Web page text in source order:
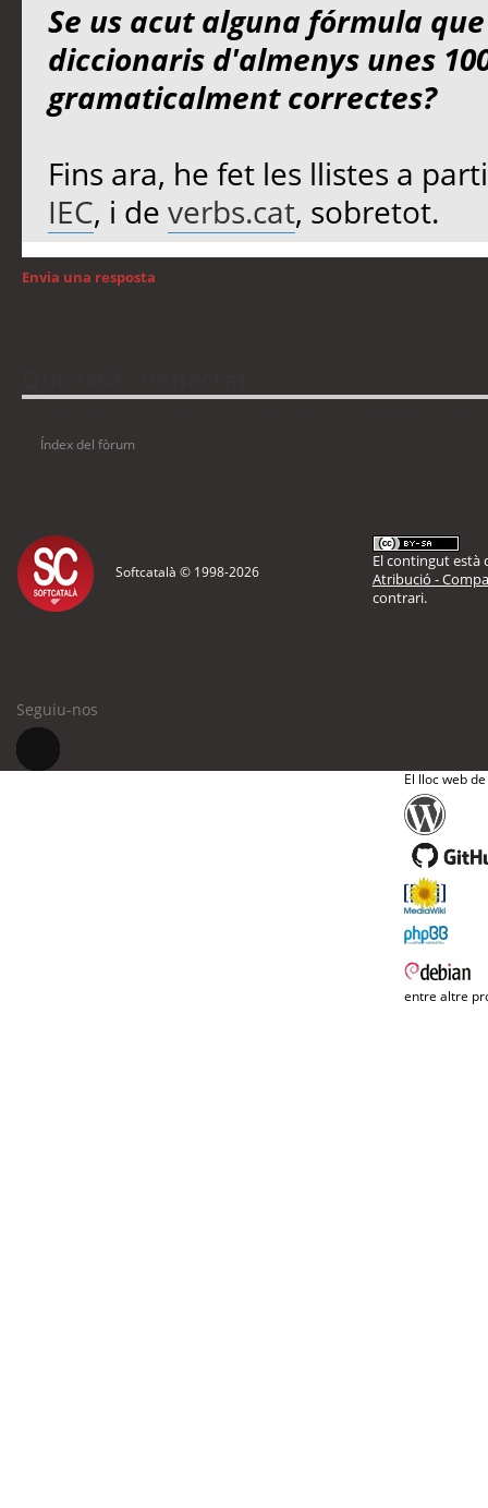
Se us acut alguna fórmula
diccionaris d'almenys unes
gramaticalment correctes?
Fins ara, he fet les llistes a
IEC, i de verbs.cat, sobretot.
Envia una resposta
Índex del fòrum
Softcatalà © 1998-2026
El contingut està
Atribució -
contrari.
Seguiu-nos
El lloc web
entre altre